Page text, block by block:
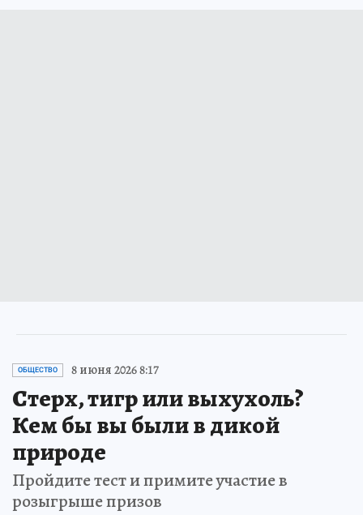
ОБЩЕСТВО 8 июня 2026 8:17
Стерх, тигр или выхухоль?
Кем бы вы были в дикой
природе
Пройдите тест и примите участие в
розыгрыше призов